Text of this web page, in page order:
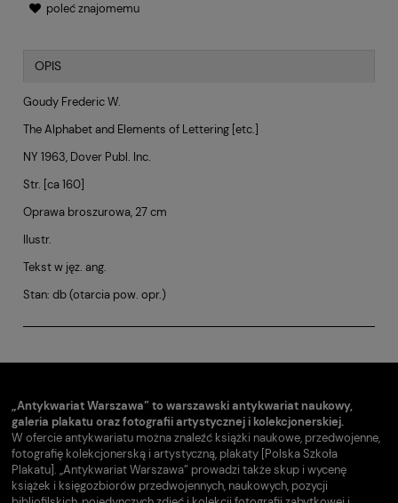
poleć znajomemu
OPIS
Goudy Frederic W.
The Alphabet and Elements of Lettering [etc.]
NY 1963, Dover Publ. Inc.
Str. [ca 160]
Oprawa broszurowa, 27 cm
Ilustr.
Tekst w jęz. ang.
Stan: db (otarcia pow. opr.)
„Antykwariat Warszawa” to warszawski antykwariat naukowy,
galeria plakatu oraz fotografii artystycznej i kolekcjonerskiej.
W ofercie antykwariatu można znaleźć książki naukowe, przedwojenne,
fotografię kolekcjonerską i artystyczną, plakaty [Polska Szkoła
Plakatu]. „Antykwariat Warszawa” prowadzi także skup i wycenę
książek i księgozbiorów przedwojennych, naukowych, pozycji